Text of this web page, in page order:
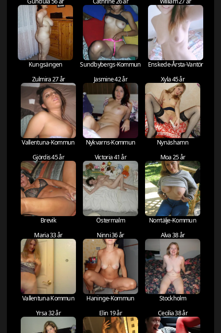
Kungsängen Sundbybergs-Kommun
Enskede-Årsta-Vantör
Zulmira 27 år
Vallentuna-Kommun
Jasmine 42 år
Nykvarns-Kommun
Xyla 45 år
Nynäshamn
Gjördis 45 år
Brevik
Victoria 41 år
Östermalm
Moa 25 år
Norrtälje-Kommun
Maria 33 år
Vallentuna Kommun
Ninni 36 år
Haninge-Kommun
Alva 38 år
Stockholm
Yrsa 32 år
Elin 19 år Cecilia 38 år